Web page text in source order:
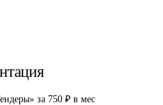
за 750 ₽ в мес